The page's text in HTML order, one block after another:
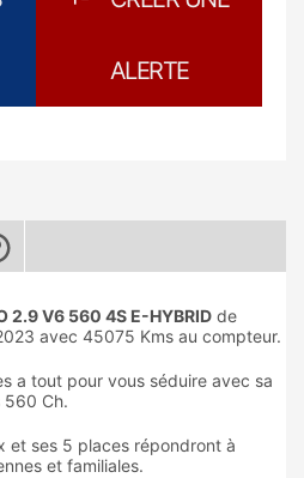
ALERTE
2.9 V6 560 4S E-HYBRID de
avec 45075 Kms au compteur.
a tout pour vous séduire avec sa
560 Ch.
et ses 5 places répondront à
et familiales.